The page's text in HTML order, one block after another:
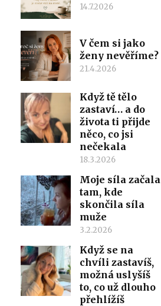
14.7.2026
V čem si jako
ženy nevěříme?
21.4.2026
Když tě tělo
zastaví… a do
života ti přijde
něco, co jsi
nečekala
18.3.2026
Moje síla začala
tam, kde
skončila síla
muže
3.2.2026
Když se na
chvíli zastavíš,
možná uslyšíš
to, co už dlouho
přehlížíš